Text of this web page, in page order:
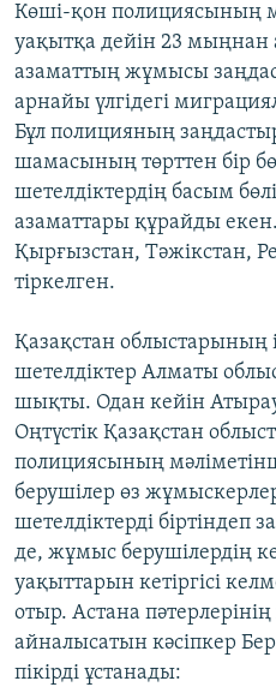
Көші-қон полициясының
уақытқа дейін 23 мыңнан
азаматтың жұмысы
арнайы үлгідегі
Бұл полицияның
шамасының төрттен бір
шетелдіктердің басым
азаматтары құрайды
Қырғызстан, Тәжікстан,
тіркелген.
Қазақстан облыстарының
шетелдіктер Алматы
шықты. Одан кейін
Оңтүстік Қазақстан
полициясының
берушілер өз
шетелдіктерді біртіндеп
де, жұмыс берушілердің
уақыттарын кетіргісі
отыр. Астана
айналысатын кәсіпкер
пікірді ұстанады: